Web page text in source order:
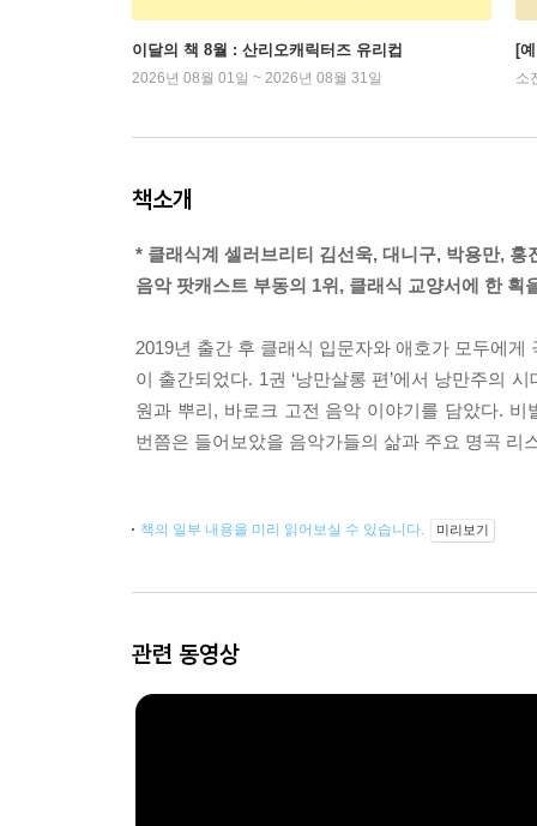
이달의 책 8월 : 산리오캐릭터즈 유리컵
2026년 08월 01일 ~ 2026년 08월 31일
[
소
책소개
* 클래식계 셀러브리티 김선욱, 대니구, 박용만, 홍
음악 팟캐스트 부동의 1위, 클래식 교양서에 한
2019년 출간 후 클래식 입문자와 애호가 모두에
이 출간되었다. 1권 ‘낭만살롱 편’에서 낭만주의
원과 뿌리, 바로크 고전 음악 이야기를 담았다.
번쯤은 들어보았을 음악가들의 삶과 주요 명곡
책의 일부 내용을 미리 읽어보실 수 있습니다. 미리보기
관련 동영상